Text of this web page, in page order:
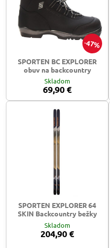
47%
SPORTEN BC EXPLORER
obuv na backcountry
Skladom
69,90 €
SPORTEN EXPLORER 64
SKIN Backcountry bežky
Skladom
204,90 €